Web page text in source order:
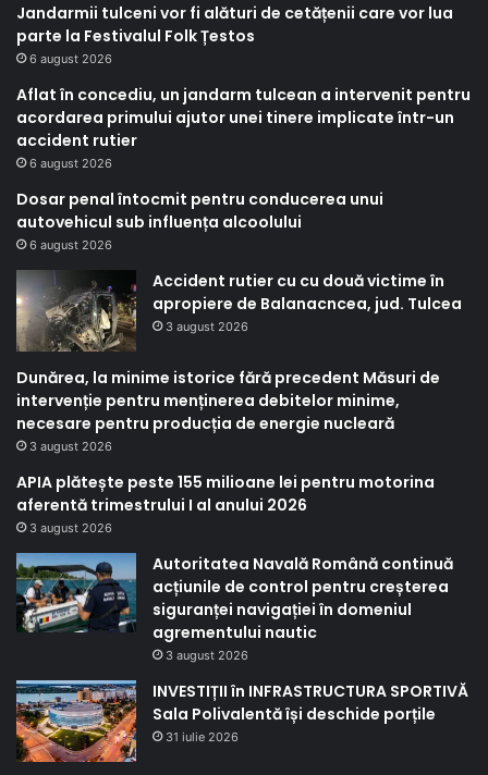
Jandarmii tulceni vor fi alături de cetățenii care vor lua
parte la Festivalul Folk Țestos
6 august 2026
Aflat în concediu, un jandarm tulcean a intervenit pentru
acordarea primului ajutor unei tinere implicate într-un
accident rutier
6 august 2026
Dosar penal întocmit pentru conducerea unui
autovehicul sub influența alcoolului
6 august 2026
Accident rutier cu cu două victime în
apropiere de Balanacncea, jud. Tulcea
3 august 2026
Dunărea, la minime istorice fără precedent Măsuri de
intervenție pentru menținerea debitelor minime,
necesare pentru producția de energie nucleară
3 august 2026
APIA plătește peste 155 milioane lei pentru motorina
aferentă trimestrului I al anului 2026
3 august 2026
Autoritatea Navală Română continuă
acțiunile de control pentru creșterea
siguranței navigației în domeniul
agrementului nautic
3 august 2026
INVESTIȚII în INFRASTRUCTURA SPORTIVĂ
Sala Polivalentă își deschide porțile
31 iulie 2026